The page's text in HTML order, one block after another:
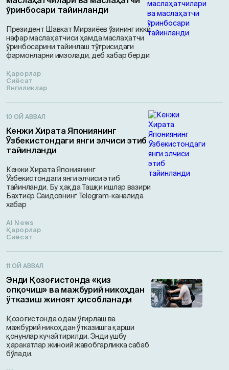
ўринбосари тайинланди
Президент Шавкат Мирзиёев ўзининг икки
нафар маслаҳатчиси ҳамда маслаҳатчи
ўринбосарини тайинлаш тўғрисидаги
фармонларни имзолади, деб хабар берди
Қарорлар
Сиёсат
Янгиликлар
10 ОЙ АВВАЛ
Кенжи Хирата Япониянинг
Ўзбекистондаги янги элчиси этиб
тайинланди
Кенжи Хирата Япониянинг
Ўзбекистондаги янги элчиси этиб
тайинланди. Бу ҳақда Ташқи ишлар вазири
Бахтиёр Саидовнинг Telegram-каналида
хабар
AI News
Қарорлар
Сиёсат
11 ОЙ АВВАЛ
Энди Қозоғистонда «қиз
опқочиш» ва мажбурий никоҳдан
ўтказиш жиноят ҳисобланади
Қозоғистонда одам ўғирлаш ва
мажбурий никоҳдан ўтказишга қарши
қонунлар кучайтирилди. Энди ушбу
ҳаракатлар жиноий жавобгарликка сабаб
бўлади.